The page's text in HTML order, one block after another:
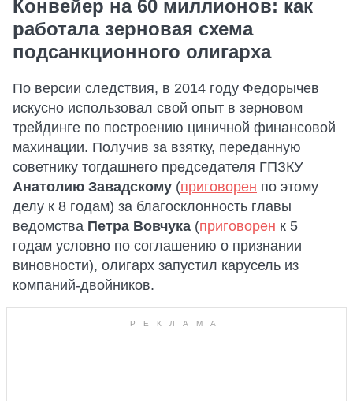
Конвейер на 60 миллионов: как
работала зерновая схема
подсанкционного олигарха
По версии следствия, в 2014 году Федорычев
искусно использовал свой опыт в зерновом
трейдинге по построению циничной финансовой
махинации. Получив за взятку, переданную
советнику тогдашнего председателя ГПЗКУ
Анатолию Завадскому (приговорен по этому
делу к 8 годам) за благосклонность главы
ведомства Петра Вовчука (приговорен к 5
годам условно по соглашению о признании
виновности), олигарх запустил карусель из
компаний-двойников.